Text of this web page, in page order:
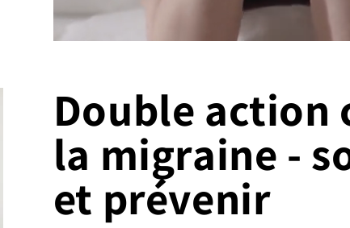
Double action
la migraine -
et prévenir